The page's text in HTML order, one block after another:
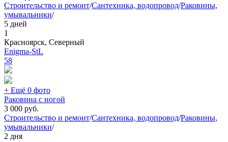
Строительство и ремонт/Сантехника, водопровод/Раковины,
умывальники/
5 дней
1
Красноярск, Северный
Enigma-StL
58
+ Ещё 0 фото
Раковина с ногой
3 000 руб.
Строительство и ремонт/Сантехника, водопровод/Раковины,
умывальники/
2 дня